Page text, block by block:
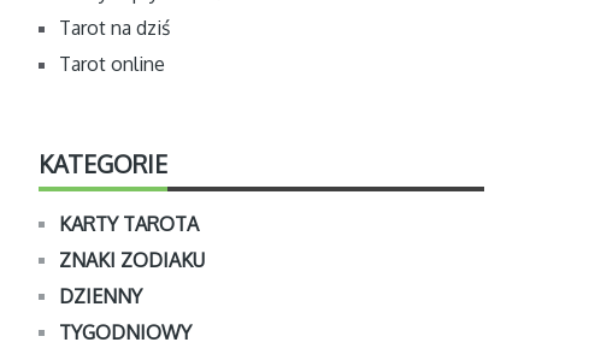
Tarot na dziś
Tarot online
KATEGORIE
KARTY TAROTA
ZNAKI ZODIAKU
DZIENNY
TYGODNIOWY